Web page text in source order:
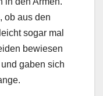
ob aus den
sogar mal
bewiesen
gaben sich